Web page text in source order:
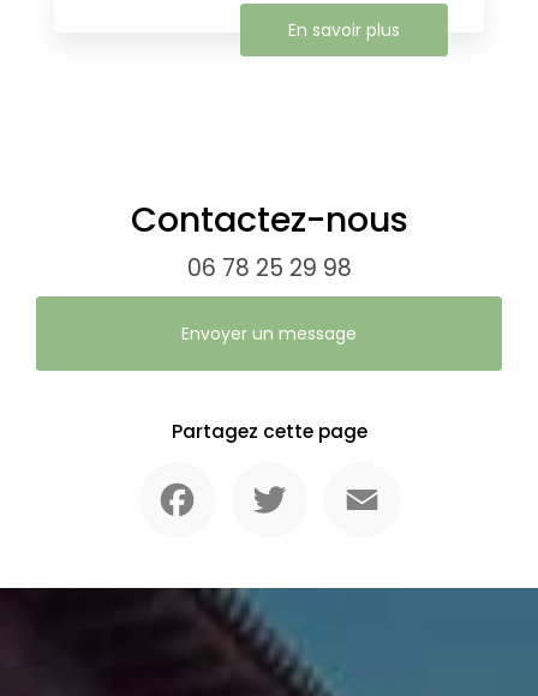
En savoir plus
Contactez-nous
06 78 25 29 98
Envoyer un message
Partagez cette page